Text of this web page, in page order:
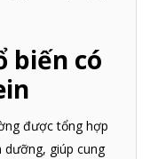
biến có
được tổng hợp
giúp cung